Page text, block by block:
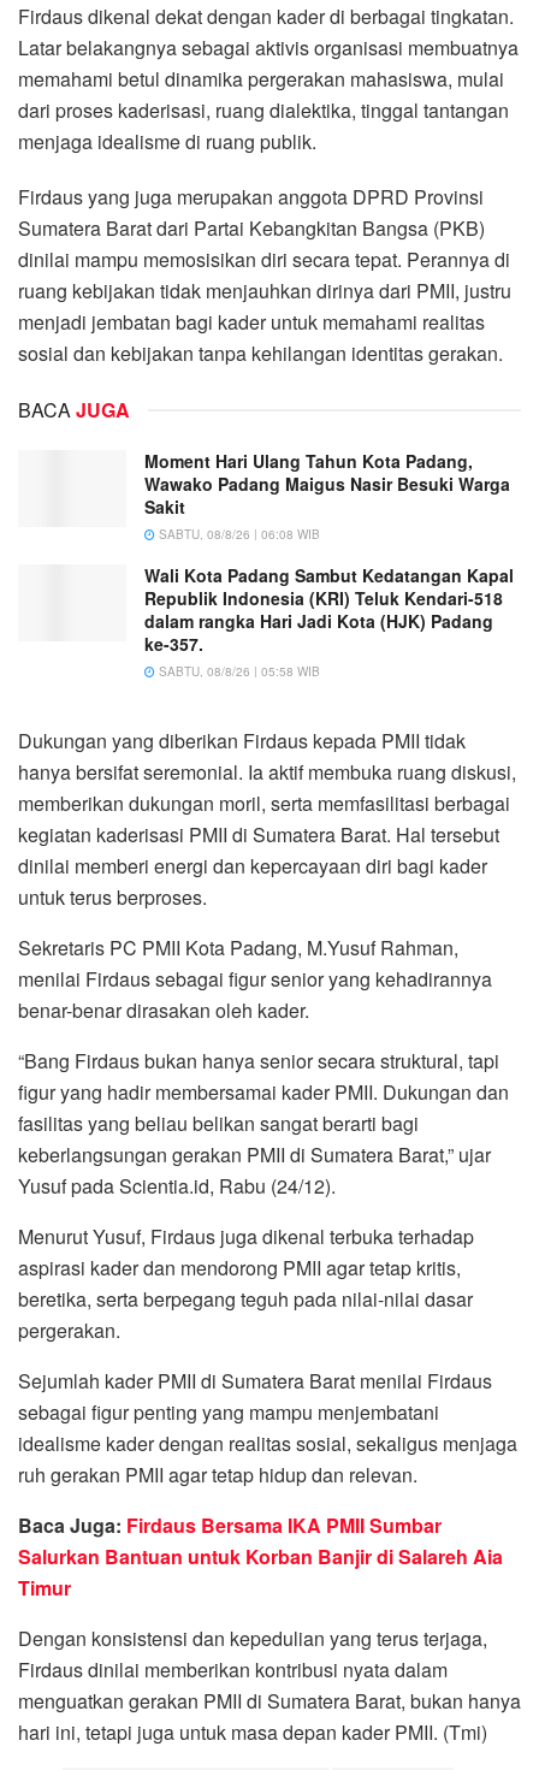
Firdaus dikenal dekat dengan kader di berbagai tingkatan.
Latar belakangnya sebagai aktivis organisasi membuatnya
memahami betul dinamika pergerakan mahasiswa, mulai
dari proses kaderisasi, ruang dialektika, tinggal tantangan
menjaga idealisme di ruang publik.
Firdaus yang juga merupakan anggota DPRD Provinsi
Sumatera Barat dari Partai Kebangkitan Bangsa (PKB)
dinilai mampu memosisikan diri secara tepat. Perannya di
ruang kebijakan tidak menjauhkan dirinya dari PMII, justru
menjadi jembatan bagi kader untuk memahami realitas
sosial dan kebijakan tanpa kehilangan identitas gerakan.
BACAJUGA
Moment Hari Ulang Tahun Kota Padang,
Wawako Padang Maigus Nasir Besuki Warga
Sakit
SABTU, 08/8/26 | 06:08 WIB
Wali Kota Padang Sambut Kedatangan Kapal
Republik Indonesia (KRI) Teluk Kendari-518
dalam rangka Hari Jadi Kota (HJK) Padang
ke-357.
SABTU, 08/8/26 | 05:58 WIB
Dukungan yang diberikan Firdaus kepada PMII tidak
hanya bersifat seremonial. Ia aktif membuka ruang diskusi,
memberikan dukungan moril, serta memfasilitasi berbagai
kegiatan kaderisasi PMII di Sumatera Barat. Hal tersebut
dinilai memberi energi dan kepercayaan diri bagi kader
untuk terus berproses.
Sekretaris PC PMII Kota Padang, M.Yusuf Rahman,
menilai Firdaus sebagai figur senior yang kehadirannya
benar-benar dirasakan oleh kader.
“Bang Firdaus bukan hanya senior secara struktural, tapi
figur yang hadir membersamai kader PMII. Dukungan dan
fasilitas yang beliau belikan sangat berarti bagi
keberlangsungan gerakan PMII di Sumatera Barat,” ujar
Yusuf pada Scientia.id, Rabu (24/12).
Menurut Yusuf, Firdaus juga dikenal terbuka terhadap
aspirasi kader dan mendorong PMII agar tetap kritis,
beretika, serta berpegang teguh pada nilai-nilai dasar
pergerakan.
Sejumlah kader PMII di Sumatera Barat menilai Firdaus
sebagai figur penting yang mampu menjembatani
idealisme kader dengan realitas sosial, sekaligus menjaga
ruh gerakan PMII agar tetap hidup dan relevan.
Baca Juga: Firdaus Bersama IKA PMII Sumbar
Salurkan Bantuan untuk Korban Banjir di Salareh Aia
Timur
Dengan konsistensi dan kepedulian yang terus terjaga,
Firdaus dinilai memberikan kontribusi nyata dalam
menguatkan gerakan PMII di Sumatera Barat, bukan hanya
hari ini, tetapi juga untuk masa depan kader PMII. (Tmi)